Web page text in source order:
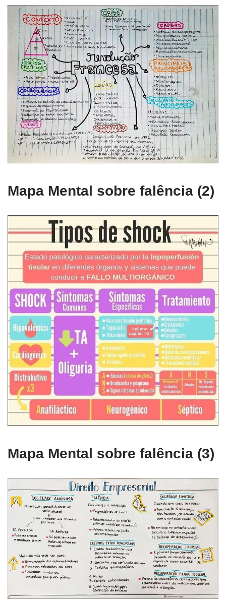
Mapa Mental sobre falência (2)
Mapa Mental sobre falência (3)